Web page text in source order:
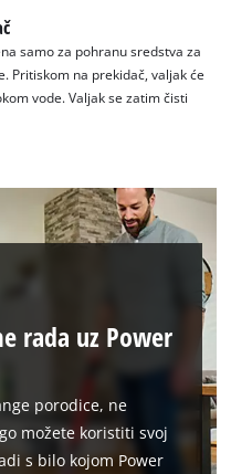
samo za pohranu sredstva za
Pritiskom na prekidač, valjak će
vode. Valjak se zatim čisti
rada uz Power
porodice, ne
možete koristiti svoj
s bilo kojom Power